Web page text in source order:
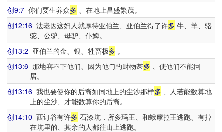
创9:7 你们要生养众多 、在地上昌盛繁茂。
创12:16 法老因这妇人就厚待亚伯兰、亚伯兰得了许多 牛、羊、骆
驼、公驴、母驴、仆婢。
创13:2 亚伯兰的金、银、牲畜极多 。
创13:6 那地容不下他们、因为他们的财物甚多 、使他们不能同
居。
创13:16 我也要使你的后裔如同地上的尘沙那样多 、人若能数算地
上的尘沙、才能数算你的后裔。
创14:10 西订谷有许多 石漆坑．所多玛王、和蛾摩拉王逃跑、有掉
在坑里的、其余的人都往山上逃跑。